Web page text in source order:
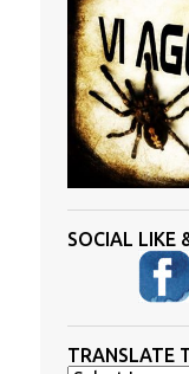
SOCIAL LIKE
TRANSLATE